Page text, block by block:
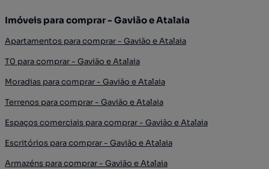
Imóveis para comprar - Gavião e Atalaia
Apartamentos para comprar - Gavião e Atalaia
T0 para comprar - Gavião e Atalaia
Moradias para comprar - Gavião e Atalaia
Terrenos para comprar - Gavião e Atalaia
Espaços comerciais para comprar - Gavião e Atalaia
Escritórios para comprar - Gavião e Atalaia
Armazéns para comprar - Gavião e Atalaia